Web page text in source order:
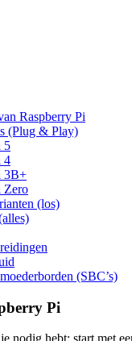
Raspberry Pi
(Plug & Play)
5
4
3B+
Zero
(los)
(SBC’s)
Pi